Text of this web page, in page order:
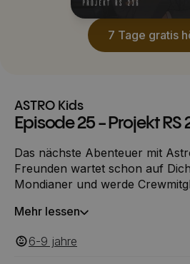
7 Tage gratis
ASTRO Kids
Episode 25 - Projekt RS
Das nächste Abenteuer mit
Freunden wartet schon auf
Mondianer und werde
25 - Projekt RS 236 - wird
Doppelgänger Louis
Mehr lessen
6-9 ‎‎ jahre